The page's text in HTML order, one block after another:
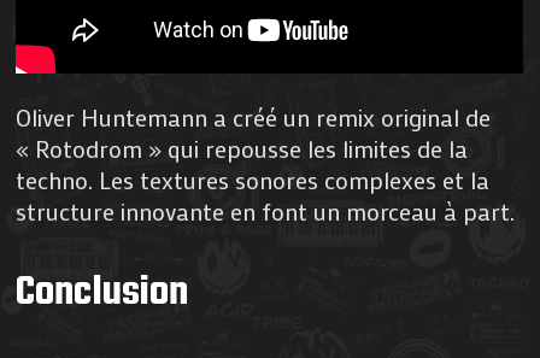
Oliver Huntemann a créé un remix original de
« Rotodrom » qui repousse les limites de la
techno. Les textures sonores complexes et la
structure innovante en font un morceau à part.
Conclusion